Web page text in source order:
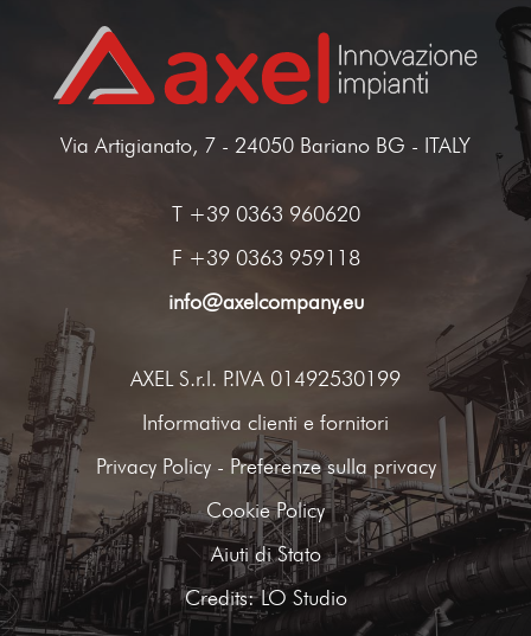
Via Artigianato, 7 - 24050 Bariano BG - ITALY
T +39 0363 960620
F +39 0363 959118
info@axelcompany.eu
AXEL S.r.l. P.IVA 01492530199
Informativa clienti e fornitori
Privacy Policy- Preferenze sulla privacy
Cookie Policy
Aiuti di Stato
Credits:LO Studio